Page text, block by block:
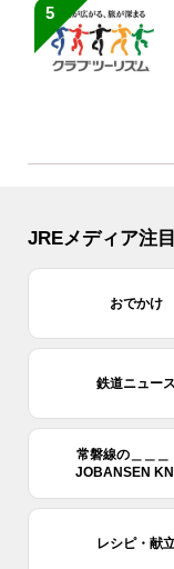
5
JREメディア注
おでかけ
鉄道ニュース
常磐線の＿＿＿
JOBANSEN
レシピ・献